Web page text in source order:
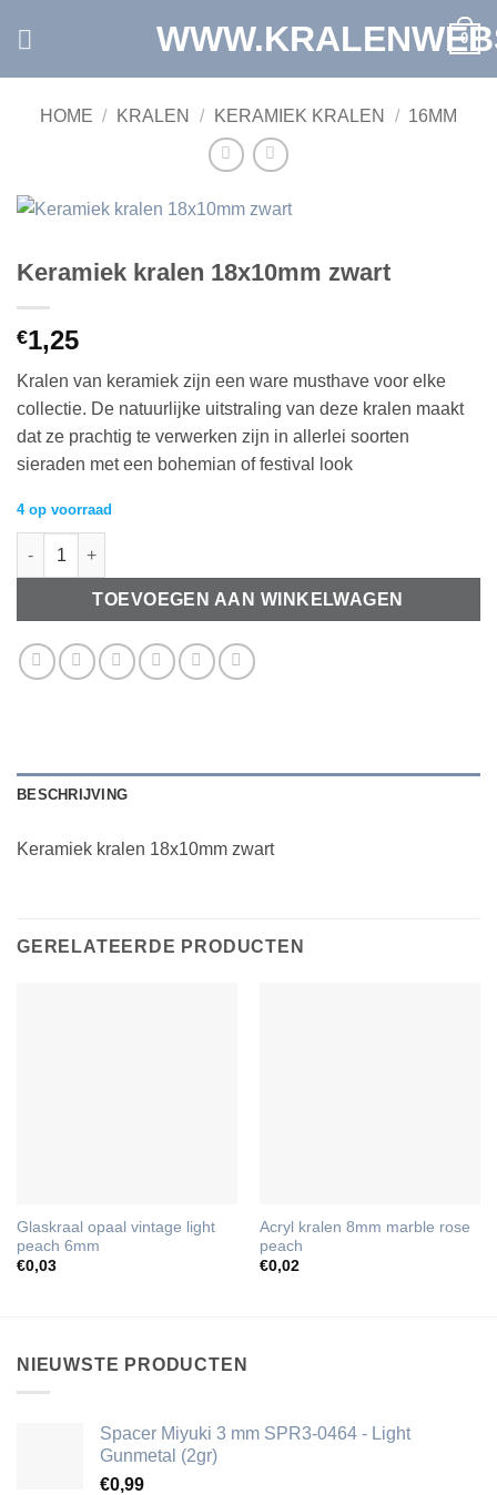
0
HOME / KRALEN / KERAMIEK KRALEN / 16MM
Keramiek kralen 18x10mm zwart
€1,25
Kralen van keramiek zijn een ware musthave voor elke
collectie. De natuurlijke uitstraling van deze kralen maakt
dat ze prachtig te verwerken zijn in allerlei soorten
sieraden met een bohemian of festival look
4 op voorraad
Keramiek kralen 18x10mm zwart aantal
TOEVOEGEN AAN WINKELWAGEN
BESCHRIJVING
Keramiek kralen 18x10mm zwart
GERELATEERDE PRODUCTEN
Glaskraal opaal vintage light
peach 6mm
€0,03
Acryl kralen 8mm marble rose
peach
€0,02
NIEUWSTE PRODUCTEN
Spacer Miyuki 3 mm SPR3-0464 - Light
Gunmetal (2gr)
€0,99